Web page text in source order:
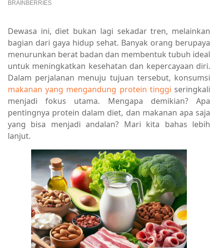
Dewasa ini, diet bukan lagi sekadar tren, melainkan
bagian dari gaya hidup sehat. Banyak orang berupaya
menurunkan berat badan dan membentuk tubuh ideal
untuk meningkatkan kesehatan dan kepercayaan diri.
Dalam perjalanan menuju tujuan tersebut, konsumsi
makanan yang mengandung protein tinggi seringkali
menjadi fokus utama. Mengapa demikian? Apa
pentingnya protein dalam diet, dan makanan apa saja
yang bisa menjadi andalan? Mari kita bahas lebih
lanjut.